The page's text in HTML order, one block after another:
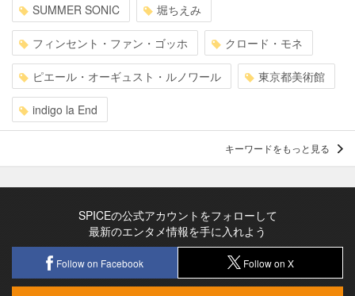
SUMMER SONIC 堀ちえみ
フィンセント・ファン・ゴッホ クロード・モネ
ピエール・オーギュスト・ルノワール 東京都美術館
indigo la End
キーワードをもっと見る
SPICEの公式アカウントをフォローして
最新のエンタメ情報を手に入れよう
Follow on Facebook Follow on X